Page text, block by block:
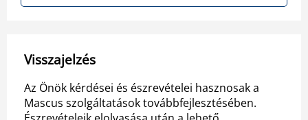
Visszajelzés
Az Önök kérdései és észrevételei hasznosak a
Mascus szolgáltatások továbbfejlesztésében.